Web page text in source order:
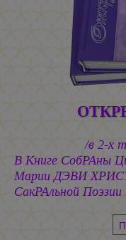
/в 2-х
В Книге СобРАны
Марии ДЭВИ
СакРАльной